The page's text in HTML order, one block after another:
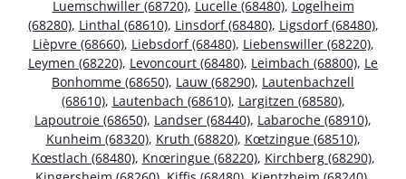
Luemschwiller (68720), Lucelle (68480), Logelheim
(68280), Linthal (68610), Linsdorf (68480), Ligsdorf (68480),
Lièpvre (68660), Liebsdorf (68480), Liebenswiller (68220),
Leymen (68220), Levoncourt (68480), Leimbach (68800), Le
Bonhomme (68650), Lauw (68290), Lautenbachzell
(68610), Lautenbach (68610), Largitzen (68580),
Lapoutroie (68650), Landser (68440), Labaroche (68910),
Kunheim (68320), Kruth (68820), Kœtzingue (68510),
Kœstlach (68480), Knœringue (68220), Kirchberg (68290),